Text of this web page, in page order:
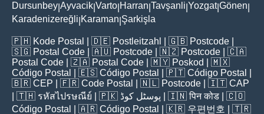
Dursunbey Ayvacik Varto Harran Tavşanli Yozgat|Gönen
Karadenizereğli Karaman Şarkişla
🇵🇭 Kode Postal | 🇩🇪 Postleitzahl | 🇬🇧 Postcode
🇸🇬 Postal Code | 🇦🇺 Postcode | 🇳🇿 Postcode | 🇨🇦
Postal Code | 🇿🇦 Postal Code | 🇲🇾 Poskod
| 🇲🇽
Código Postal
| 🇪🇸 Código Postal | 🇵🇹 Código Postal
🇧🇷 CEP | 🇫🇷 Code Postal | 🇳🇱 Postcode | 🇮🇹 CAP
| 🇹🇭 รหัสไปรษณีย์ | 🇵🇰 پوسٹل کوڈ | 🇮🇳पिन कोड | 🇨🇴
Código Postal
| 🇦🇷 Código Postal | 🇰🇷 우편번호
| 🇹🇷